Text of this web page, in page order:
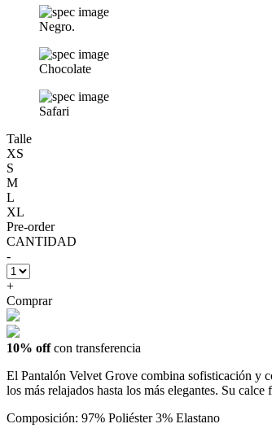
Negro.
Chocolate
Safari
Talle
XS
S
M
L
XL
Pre-order
CANTIDAD
-
+
Comprar
10% offcon transferencia
El Pantalón Velvet Grove combina sofisticación y
los más relajados hasta los más elegantes. Su
Composición: 97% Poliéster 3% Elastano